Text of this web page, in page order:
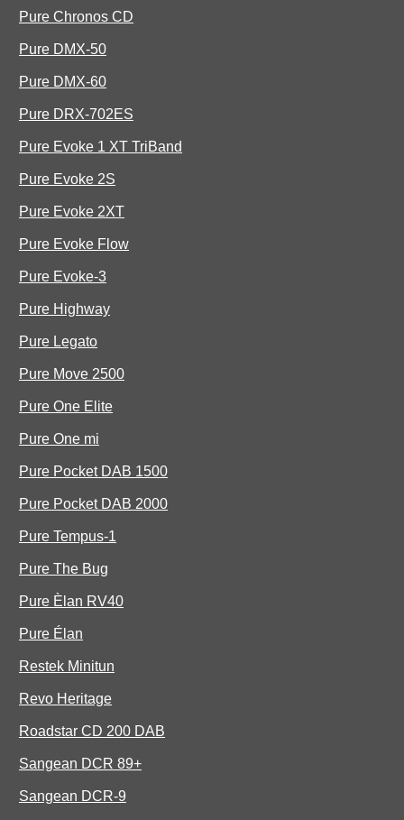
Pure Chronos CD
Pure DMX-50
Pure DMX-60
Pure DRX-702ES
Pure Evoke 1 XT TriBand
Pure Evoke 2S
Pure Evoke 2XT
Pure Evoke Flow
Pure Evoke-3
Pure Highway
Pure Legato
Pure Move 2500
Pure One Elite
Pure One mi
Pure Pocket DAB 1500
Pure Pocket DAB 2000
Pure Tempus-1
Pure The Bug
Pure Èlan RV40
Pure Élan
Restek Minitun
Revo Heritage
Roadstar CD 200 DAB
Sangean DCR 89+
Sangean DCR-9